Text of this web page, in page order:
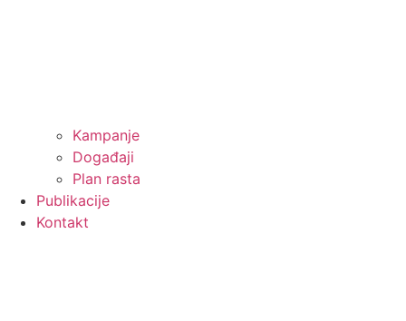
Kampanje
Događaji
Plan rasta
Publikacije
Kontakt